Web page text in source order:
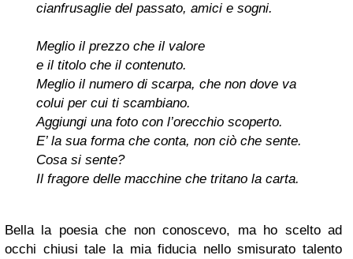
cianfrusaglie del passato, amici e sogni.
Meglio il prezzo che il valore
e il titolo che il contenuto.
Meglio il numero di scarpa, che non dove va
colui per cui ti scambiano.
Aggiungi una foto con l’orecchio scoperto.
E’ la sua forma che conta, non ciò che sente.
Cosa si sente?
Il fragore delle macchine che tritano la carta.
Bella la poesia che non conoscevo, ma ho scelto ad
occhi chiusi tale la mia fiducia nello smisurato talento